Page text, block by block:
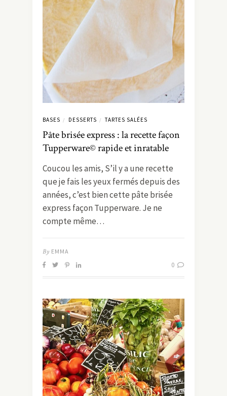
BASES / DESSERTS / TARTES SALÉES
Pâte brisée express : la recette façon
Tupperware© rapide et inratable
Coucou les amis, S’il y a une recette
que je fais les yeux fermés depuis des
années, c’est bien cette pâte brisée
express façon Tupperware. Je ne
compte même…
By EMMA
0